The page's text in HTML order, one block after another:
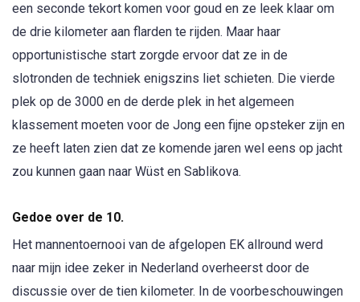
een seconde tekort komen voor goud en ze leek klaar om
de drie kilometer aan flarden te rijden. Maar haar
opportunistische start zorgde ervoor dat ze in de
slotronden de techniek enigszins liet schieten. Die vierde
plek op de 3000 en de derde plek in het algemeen
klassement moeten voor de Jong een fijne opsteker zijn en
ze heeft laten zien dat ze komende jaren wel eens op jacht
zou kunnen gaan naar Wüst en Sablikova.
Gedoe over de 10.
Het mannentoernooi van de afgelopen EK allround werd
naar mijn idee zeker in Nederland overheerst door de
discussie over de tien kilometer. In de voorbeschouwingen